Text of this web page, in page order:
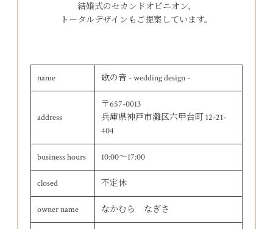
結婚式のセカンドオピニオン、
トータルデザインもご提案しています。
name 歌の音 - wedding design -
address
〒657-0013
兵庫県神戸市灘区六甲台町 12-21-
404
business hours 10:00～17:00
closed 不定休
owner name なかむら なぎさ